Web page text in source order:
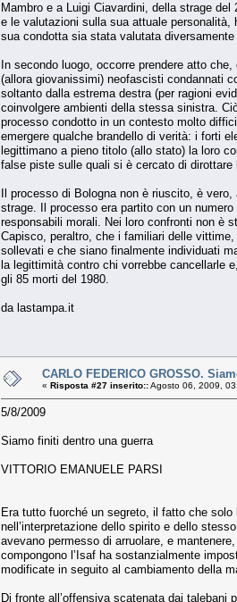
Mambro e a Luigi Ciavardini, della strage
e le valutazioni sulla sua attuale
sua condotta sia stata valutata diversamente
In secondo luogo, occorre prendere atto
(allora giovanissimi) neofascisti condannati
soltanto dalla estrema destra (per ragioni
coinvolgere ambienti della stessa sinistra.
processo condotto in un contesto molto
emergere qualche brandello di verità: i forti
legittimano a pieno titolo (allo stato) la loro
false piste sulle quali si è cercato di dirottare
Il processo di Bologna non è riuscito, è
strage. Il processo era partito con un
responsabili morali. Nei loro confronti non è
Capisco, peraltro, che i familiari delle
sollevati e che siano finalmente individuati
la legittimità contro chi vorrebbe cancellarle
gli 85 morti del 1980.
da lastampa.it
CARLO FEDERICO GROSSO.
« Risposta #27 inserito::Agosto 06, 2009,
5/8/2009
Siamo finiti dentro una guerra
VITTORIO EMANUELE PARSI
Era tutto fuorché un segreto, il fatto che
nell’interpretazione dello spirito e dello
avevano permesso di arruolare, e
compongono l’Isaf ha sostanzialmente
modificate in seguito al cambiamento della
Di fronte all’offensiva scatenata dai talebani